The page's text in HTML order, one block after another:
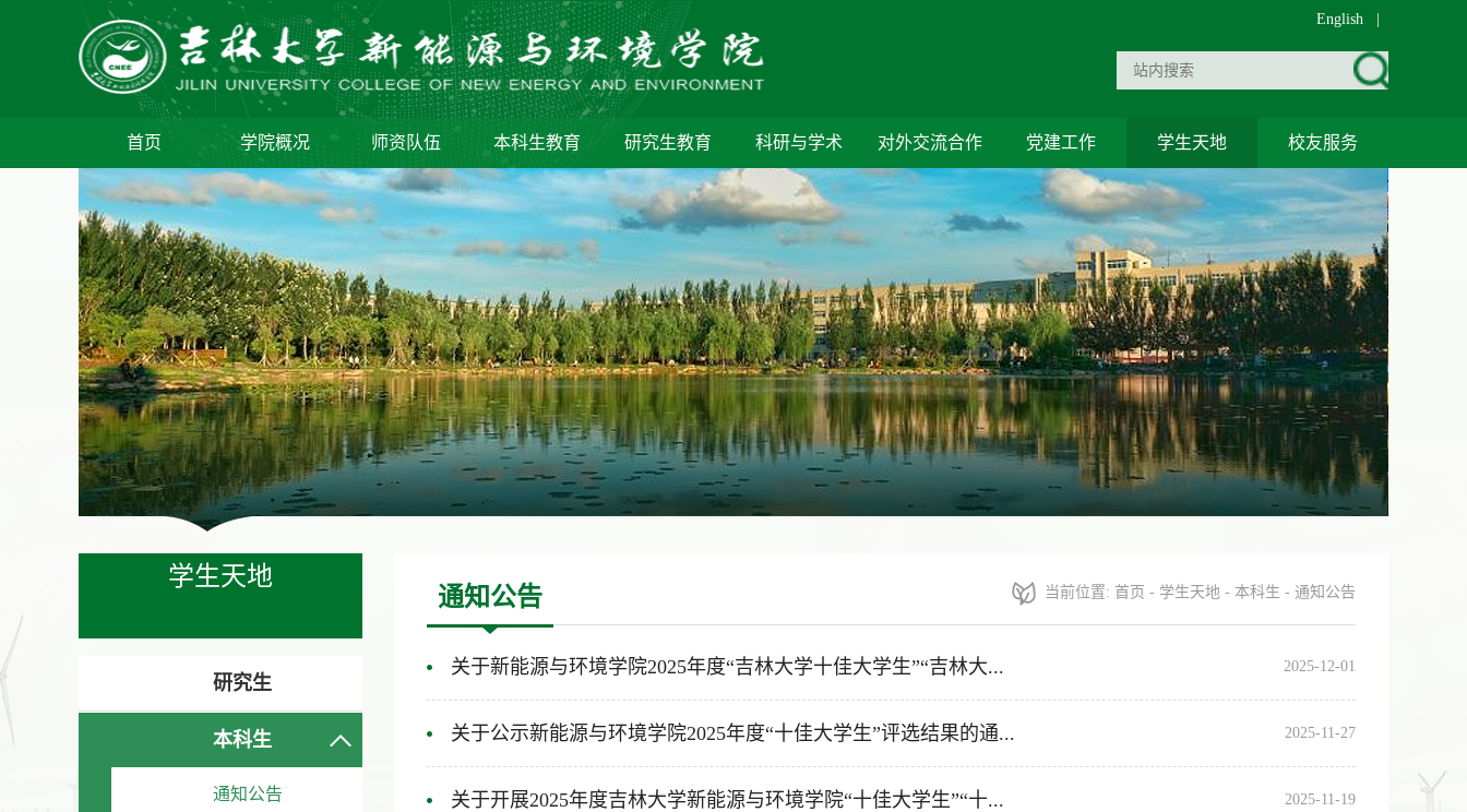
English
首页 学院概况 师资队伍 本科生教育 研究生教育 科研与学术 对外交流合作 党建工作 学生天地 校友服务
学生天地
研究生
本科生
通知公告
通知公告 当前位置: 首页 - 学生天地 - 本科生 - 通知公告
关于新能源与环境学院2025年度“吉林大学十佳大学生”“吉林大... 2025-12-01
关于公示新能源与环境学院2025年度“十佳大学生”评选结果的通... 2025-11-27
关于开展2025年度吉林大学新能源与环境学院“十佳大学生”“十... 2025-11-19